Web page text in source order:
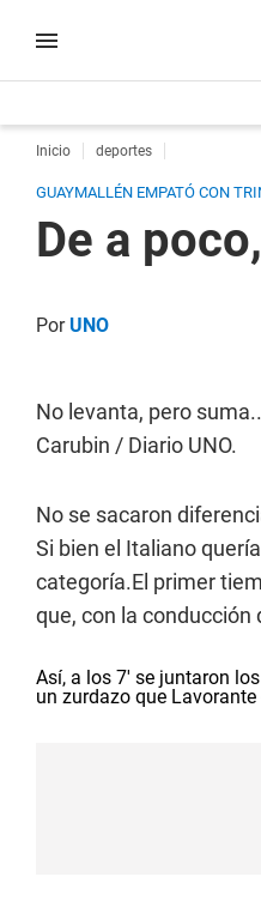
Inicio deportes
GUAYMALLÉN EMPATÓ CON
De a
PorUNO
No levanta, pero
Carubin / Diario UNO.
No se sacaron
Si bien el Italiano
categoría.El primer
que, con la
Así, a los 7' se juntaron
un zurdazo que